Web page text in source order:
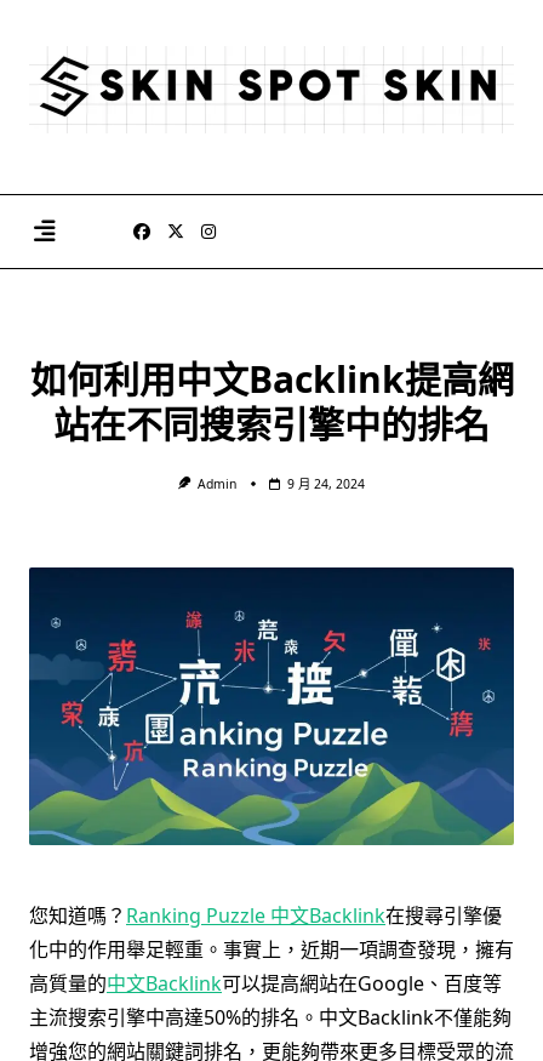
content
如何利用中文Backlink提高網
站在不同搜索引擎中的排名
Admin 9 月 24, 2024
您知道嗎？ Ranking Puzzle 中文Backlink在搜尋引擎優
化中的作用舉足輕重。事實上，近期一項調查發現，擁有
高質量的中文Backlink可以提高網站在Google、百度等
主流搜索引擎中高達50%的排名。中文Backlink不僅能夠
增強您的網站關鍵詞排名，更能夠帶來更多目標受眾的流